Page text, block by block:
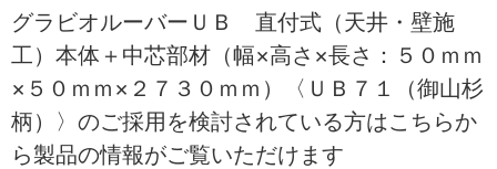
グラビオルーバーＵＢ 直付式（天井・壁施
工）本体＋中芯部材（幅×高さ×長さ：５０ｍｍ
×５０ｍｍ×２７３０ｍｍ）〈ＵＢ７１（御山杉
柄）〉のご採用を検討されている方はこちらか
ら製品の情報がご覧いただけます